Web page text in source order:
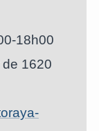
18h00
de 1620